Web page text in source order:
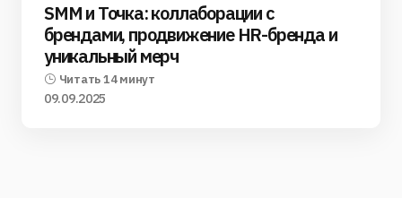
SMM и Точка: коллаборации с
брендами, продвижение HR-бренда и
уникальный мерч
Читать 14 минут
09.09.2025